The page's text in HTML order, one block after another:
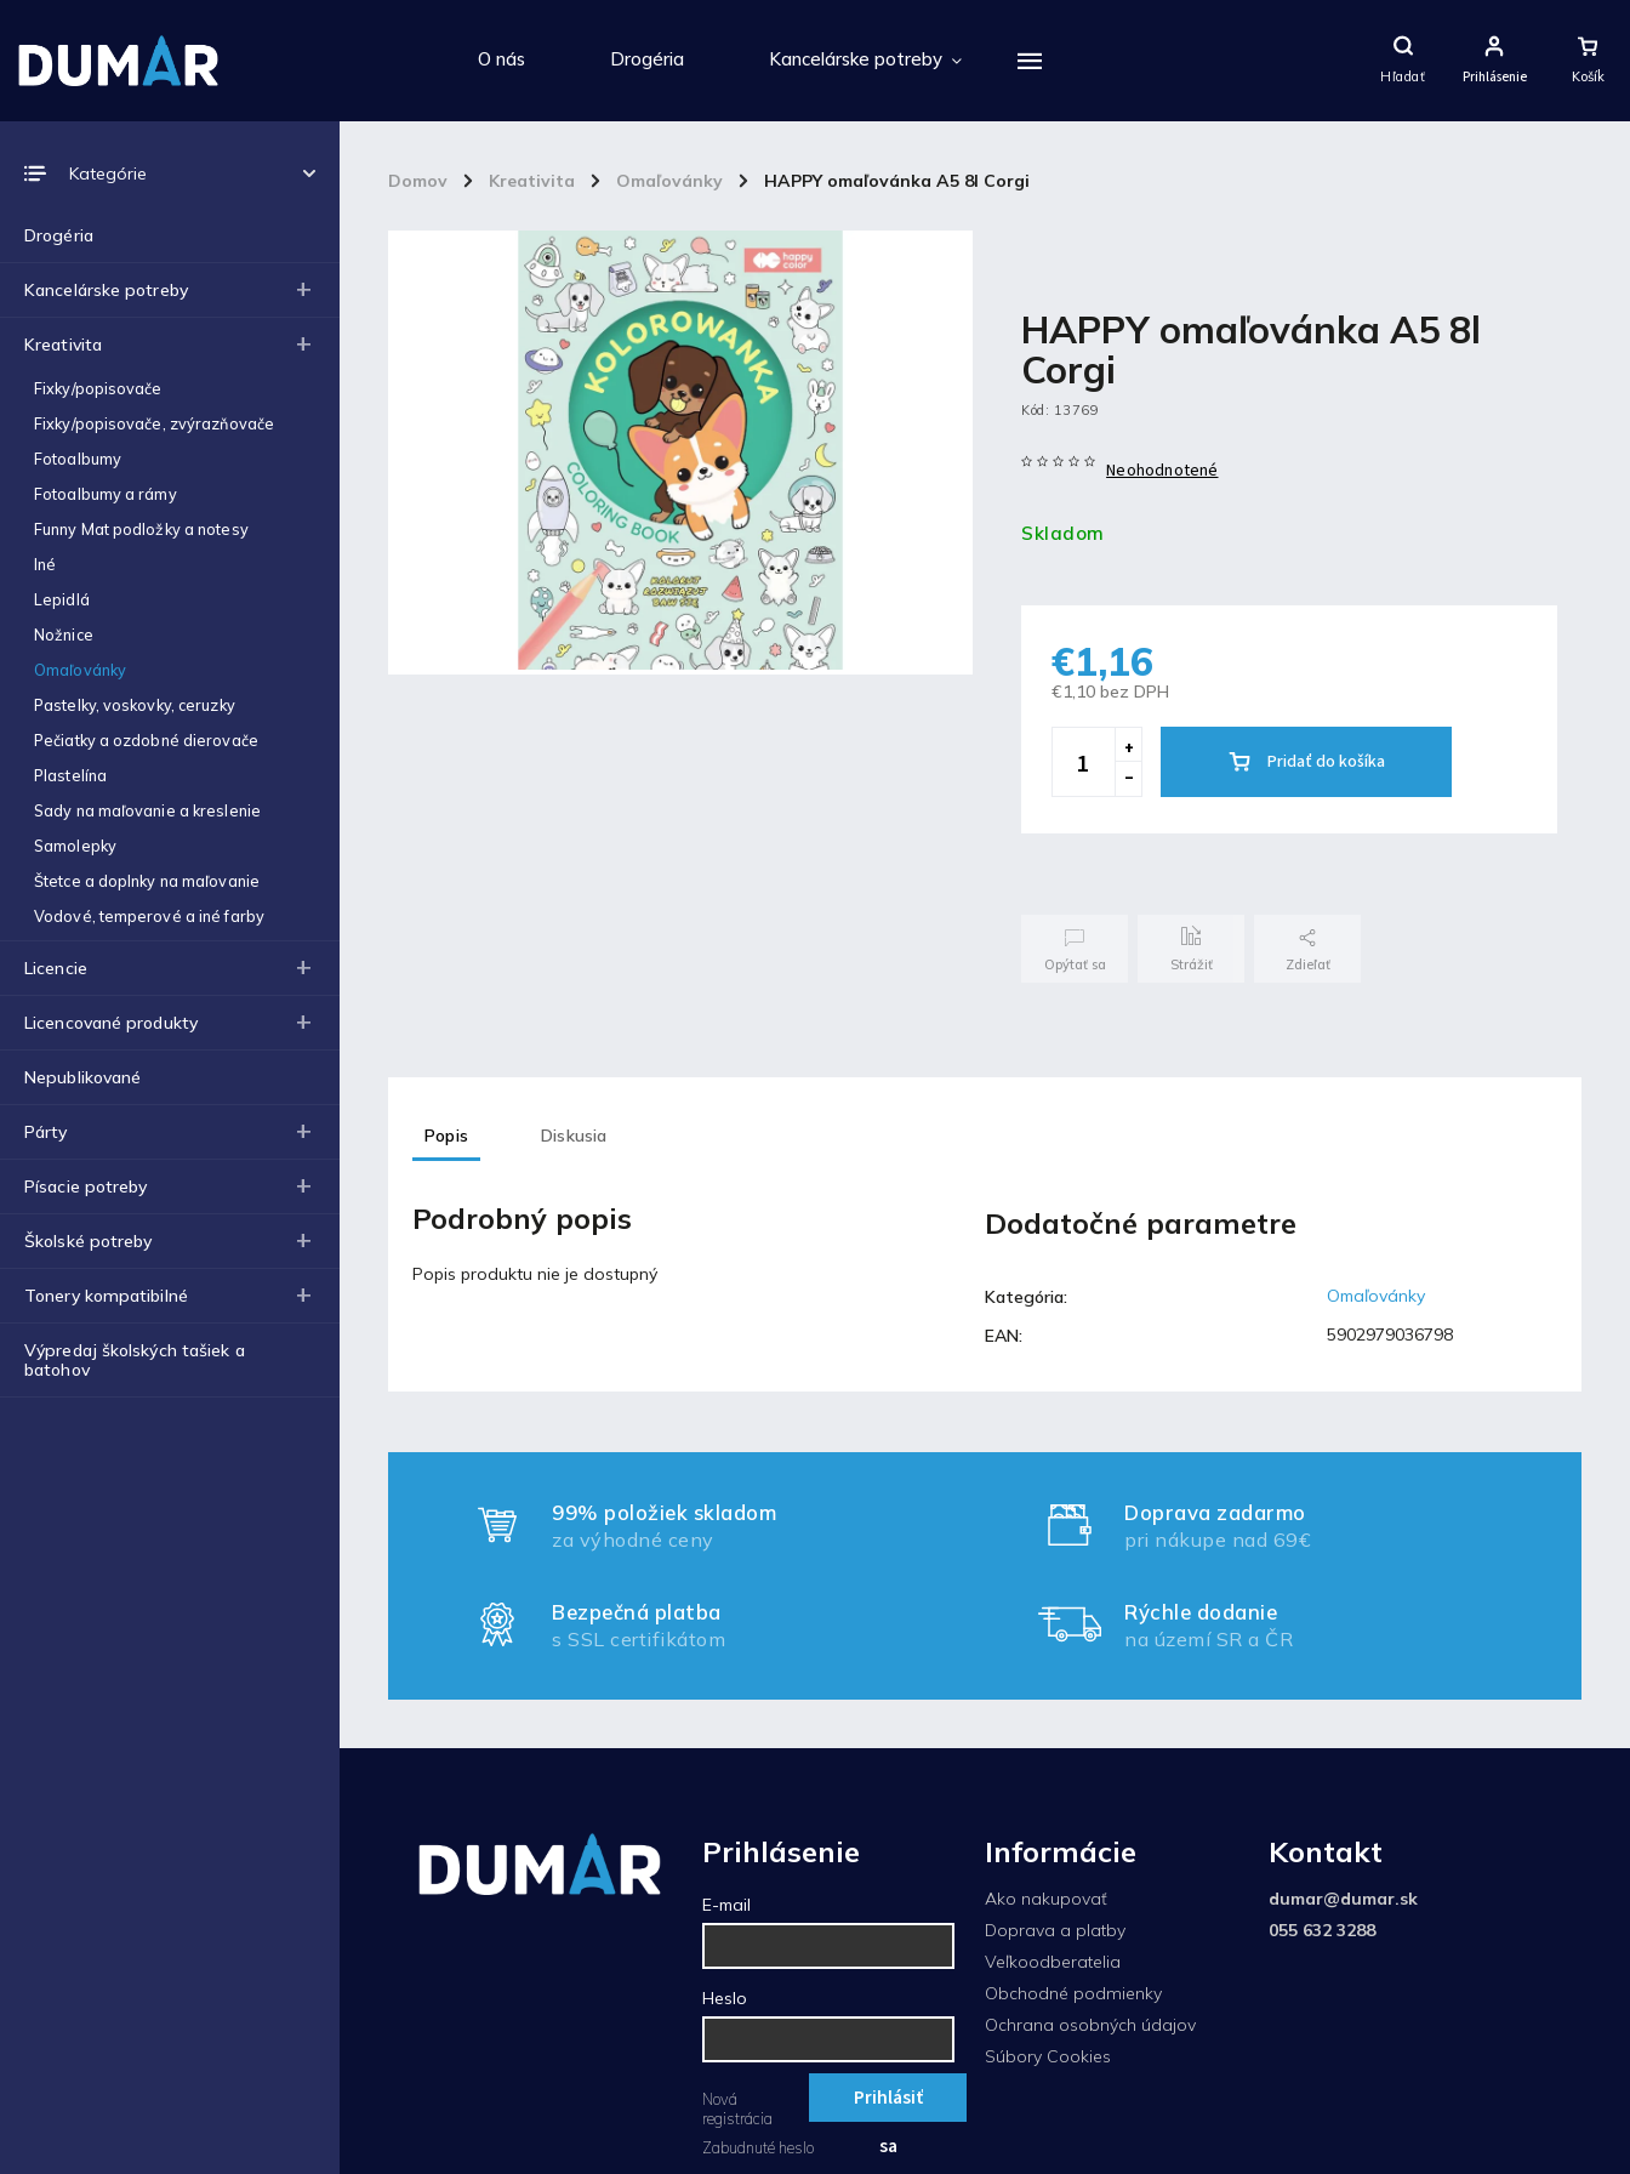
Hľadať
Nákupný
Košík
Prihlásenie
O nás Drogéria Kancelárske potreby
Domov / Kreativita / Omaľovánky / HAPPY omaľovánka A5 8l Corgi
Kategórie
Drogéria
Kancelárske potreby
Kreativita
Fixky/popisovače
Fixky/popisovače, zvýrazňovače
Fotoalbumy
Fotoalbumy a rámy
Funny Mat podložky a notesy
Iné
Lepidlá
Nožnice
Omaľovánky
Pastelky, voskovky, ceruzky
Pečiatky a ozdobné dierovače
Plastelína
Sady na maľovanie a kreslenie
Samolepky
Štetce a doplnky na maľovanie
Vodové, temperové a iné farby
Licencie
Licencované produkty
Nepublikované
Párty
Písacie potreby
Školské potreby
Tonery kompatibilné
Výpredaj školských tašiek a
batohov
Výkres školský A4 (180g) -
1ks
€0,06
Výkres školský A3 (180g) -
1ks
€0,12
0,7mm modrá
€0,06
Zošit 523
€0,31
Zošit 440
€0,87
Strúhadlo dvojité so
zásobníkom Antilop 5027
€0,86
€0,70
Obálka C4 (1ks)
€0,16
Obal na zošit A4 hrubý
Blog
Fortnite produkty za
30.11.2021
Labková patrola vo filme
HAPPY omaľovánka A5 8l
Corgi
Kód: 13769
Neohodnotené
Skladom
€1,16
€1,10 bez DPH
Pridať do košíka
Opýtať sa Strážiť Zdieľať
Popis Diskusia
Podrobný popis
Popis produktu nie je dostupný
Dodatočné parametre
Kategória:
Omaľovánky
EAN: 5902979036798
99% položiek skladom
za výhodné ceny
Doprava zadarmo
pri nákupe nad 69€
Bezpečná platba
s SSL certifikátom
Rýchle dodanie
na území SR a ČR
Prihlásenie
E-mail
Heslo
Prihlásiť
sa
Nová
registrácia
Zabudnuté heslo
Informácie
Ako nakupovať
Doprava a platby
Veľkoodberatelia
Obchodné podmienky
Ochrana osobných údajov
Súbory Cookies
Kontakt
dumar@dumar.sk
055 632 3288